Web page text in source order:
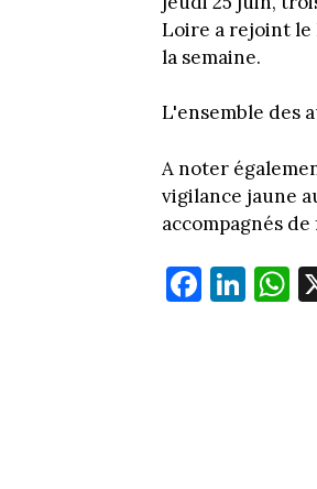
Loire a rejoint le
la semaine.
L'ensemble des
A noter
vigilance jaune
accompagnés
Fa
ce
Li
nk
W